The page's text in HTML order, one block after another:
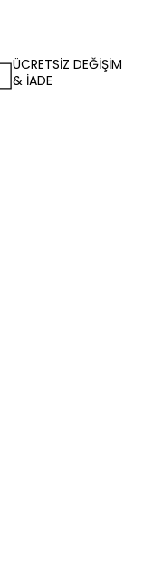
ÜCRETSİZ DEĞİŞİM
& İADE